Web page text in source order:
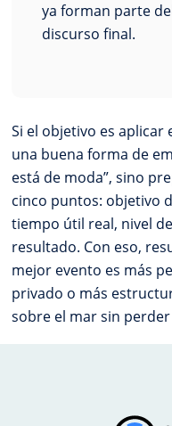
ya forman parte
discurso final.
Si el objetivo es aplicar
una buena forma de
está de moda”, sino
cinco puntos: objetivo
tiempo útil real, nivel
resultado. Con eso,
mejor evento es más
privado o más
sobre el mar sin